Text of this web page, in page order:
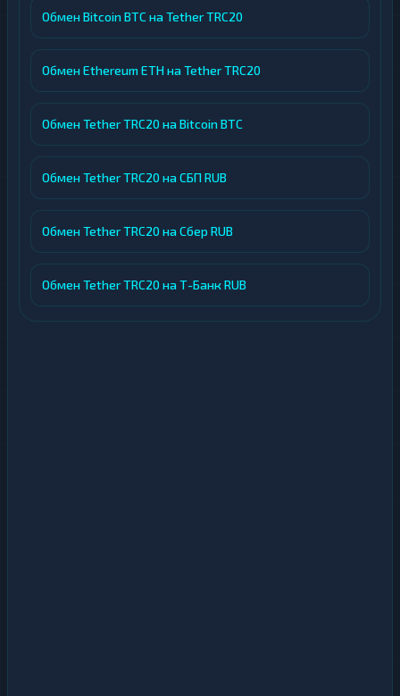
Обмен Bitcoin BTC на Tether TRC20
Обмен Ethereum ETH на Tether TRC20
Обмен Tether TRC20 на Bitcoin BTC
Обмен Tether TRC20 на СБП RUB
Обмен Tether TRC20 на Сбер RUB
Обмен Tether TRC20 на Т-Банк RUB